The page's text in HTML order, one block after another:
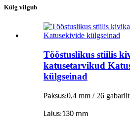
Külg vilgub
Tööstuslikus stiilis
katusetarvikud
külgseinad
Paksus:0,4 mm / 26 gabariit
Laius:130 mm